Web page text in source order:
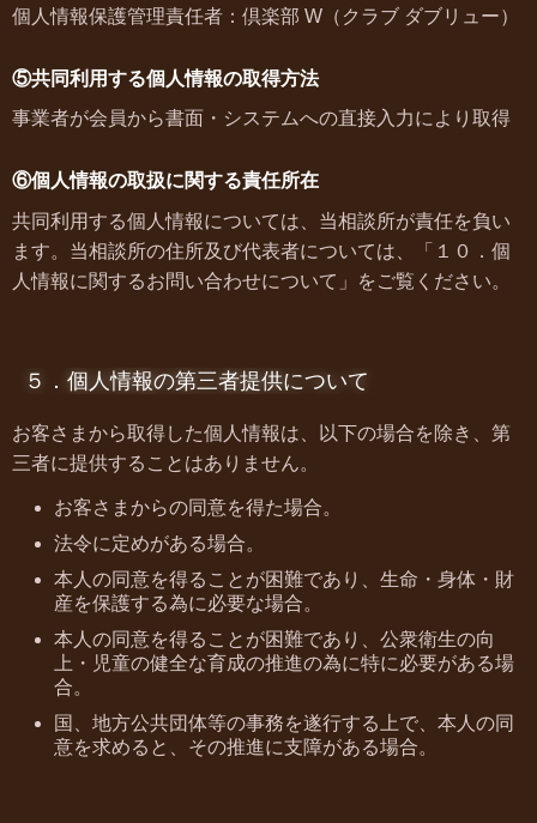
個人情報保護管理責任者： 倶楽部 W（クラブ ダブリュー）
⑤共同利用する個人情報の取得方法
事業者が会員から書面・システムへの直接入力により取得
⑥個人情報の取扱に関する責任所在
共同利用する個人情報については、当相談所が責任を負い
ます。当相談所の住所及び代表者については、「１０．個
人情報に関するお問い合わせについて」をご覧ください。
５．個人情報の第三者提供について
お客さまから取得した個人情報は、以下の場合を除き、第
三者に提供することはありません。
お客さまからの同意を得た場合。
法令に定めがある場合。
本人の同意を得ることが困難であり、生命・身体・財
産を保護する為に必要な場合。
本人の同意を得ることが困難であり、公衆衛生の向
上・児童の健全な育成の推進の為に特に必要がある場
合。
国、地方公共団体等の事務を遂行する上で、本人の同
意を求めると、その推進に支障がある場合。